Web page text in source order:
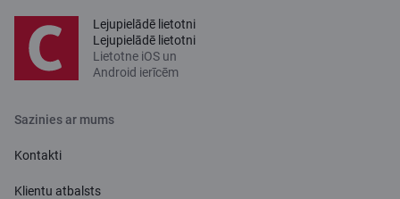
Lejupielādē lietotni
Lejupielādē lietotni
Lietotne iOS un
Android ierīcēm
Sazinies ar mums
Kontakti
Klientu atbalsts